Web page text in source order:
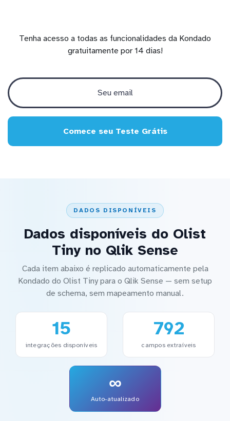
Tenha acesso a todas as funcionalidades da Kondado
gratuitamente por 14 dias!
Comece seu Teste Grátis
DADOS DISPONÍVEIS
Dados disponíveis do Olist
Tiny no Qlik Sense
Cada item abaixo é replicado automaticamente pela
Kondado do Olist Tiny para o Qlik Sense — sem setup
de schema, sem mapeamento manual.
15
integrações disponíveis
792
campos extraíveis
∞
Auto-atualizado